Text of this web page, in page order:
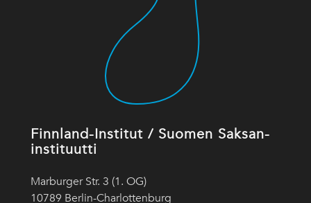
Finnland-Institut / Suomen Saksan-
instituutti
Marburger Str. 3 (1. OG)
10789 Berlin-Charlottenburg